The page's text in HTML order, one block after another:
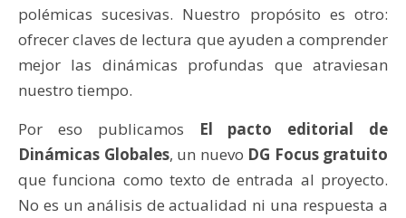
polémicas sucesivas. Nuestro propósito es otro:
ofrecer claves de lectura que ayuden a comprender
mejor las dinámicas profundas que atraviesan
nuestro tiempo.
Por eso publicamos
El pacto editorial de
Dinámicas Globales, un nuevo DG Focus gratuito
que funciona como texto de entrada al proyecto.
No es un análisis de actualidad ni una respuesta a